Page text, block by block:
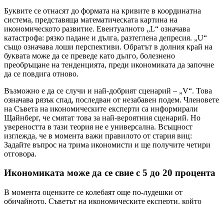
Буквите се отнасят до формата на кривите в координатна
система, представяща математическата картина на
икономическото развитие. Евентуалното „L“ означава
катастрофа: рязко падане и дълга, разтеглена депресия. „U“
също означава лоши перспективи. Обратът в долния край на
буквата може да се преведе като дълго, болезнено
преобръщане на тенденцията, преди икономиката да започне
да се повдига отново.
Възможно е да се случи и най-добрият сценарий – „V“. Това
означава рязък спад, последван от незабавен подем. Членовете
на Съвета на икономическите експерти са информирали
Щайнберг, че смятат това за най-вероятния сценарий. Но
увереността в тази теория не е универсална. Всъщност
изглежда, че в момента важи правилото от стария виц:
Задайте въпрос на трима икономисти и ще получите четири
отговора.
Икономиката може да се свие с 5 до 20 процента
В момента оценките се колебаят още по-лудешки от
обичайното. Съветът на икономическите експерти, който